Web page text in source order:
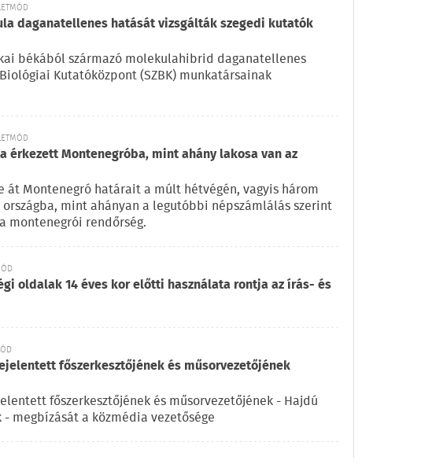
daganatellenes hatását vizsgálták szegedi kutatók
békából származó molekulahibrid daganatellenes
Kutatóközpont (SZBK) munkatársainak
érkezett Montenegróba, mint ahány lakosa van az
át Montenegró határait a múlt hétvégén, vagyis három
mint ahányan a legutóbbi népszámlálás szerint
montenegrói rendőrség.
oldalak 14 éves kor előtti használata rontja az írás- és
főszerkesztőjének és műsorvezetőjének
főszerkesztőjének és műsorvezetőjének - Hajdú
megbízását a közmédia vezetősége